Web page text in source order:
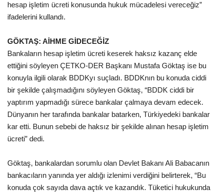
hesap işletim ücreti konusunda hukuk mücadelesi vereceğiz”
ifadelerini kullandı.
GÖKTAŞ: AİHME GİDECEĞİZ
Bankaların hesap işletim ücreti keserek haksız kazanç elde
ettiğini söyleyen ÇETKO-DER Başkanı Mustafa Göktaş ise bu
konuyla ilgili olarak BDDKyı suçladı. BDDKnın bu konuda ciddi
bir şekilde çalışmadığını söyleyen Göktaş, “BDDK ciddi bir
yaptırım yapmadığı sürece bankalar çalmaya devam edecek.
Dünyanın her tarafında bankalar batarken, Türkiyedeki bankalar
kar etti. Bunun sebebi de haksız bir şekilde alınan hesap işletim
ücreti” dedi.
Göktaş, bankalardan sorumlu olan Devlet Bakanı Ali Babacanın
bankacıların yanında yer aldığı izlenimi verdiğini belirterek, “Bu
konuda çok sayıda dava açtık ve kazandık. Tüketici hukukunda